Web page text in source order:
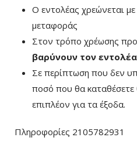
Ο εντολέας χρεώνεται
μεταφοράς
Στον τρόπο χρέωσης
βαρύνουν τον
Σε περίπτωση που δεν
ποσό που θα
επιπλέον για τα έξοδα.
Πληροφορίες 2105782931